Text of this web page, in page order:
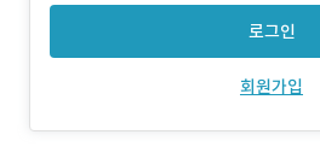
로그인
회원가입